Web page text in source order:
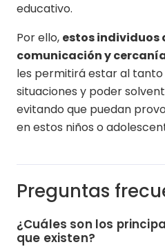
educativo.
Por ello, estos individuos
comunicación y
les permitirá estar al
situaciones y poder
evitando que puedan
en estos niños o
Preguntas
¿Cuáles son los
que existen?